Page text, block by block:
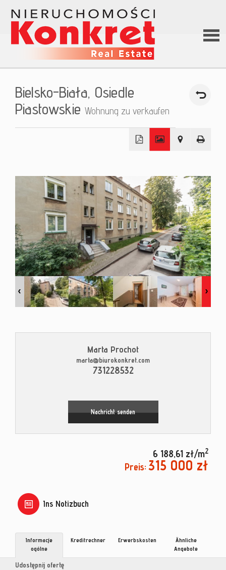
Home
Bielsko-Biała, Osiedle
Piastowskie Wohnung zu verkaufen
−
Leaflet © MapTiler
Marta Prochot
marta@biurokonkret.com
731228532
Nachricht senden
6 188,61 zł/m2
Preis: 315 000 zł
Ins Notizbuch
Udostępnij ofertę
Informacje
ogólne
Kreditrechner Erwerbskosten
Ähnliche
Angebote